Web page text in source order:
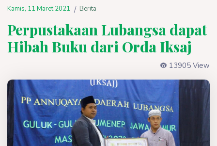
Kamis, 11 Maret 2021 / Berita
Perpustakaan Lubangsa dapat
Hibah Buku dari Orda Iksaj
13905 View